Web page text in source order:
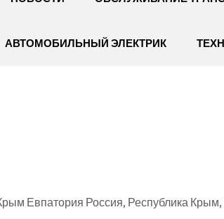
АВТОМОБИЛЬНЫЙ ЭЛЕКТРИК
Евпатория Россия, Республика